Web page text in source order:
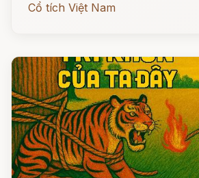
Cổ tích Việt Nam